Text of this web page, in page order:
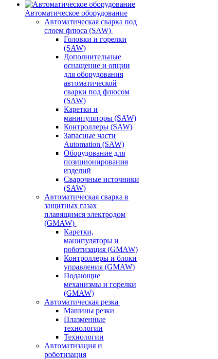
Автоматическое оборудование
Автоматическая сварка под
слоем флюса (SAW)
Головки и горелки
(SAW)
Дополнительные
оснащение и опции
для оборудования
автоматической
сварки под флюсом
(SAW)
Каретки и
манипуляторы (SAW)
Контроллеры (SAW)
Запасные части
Automation (SAW)
Оборудование для
позиционирования
изделий
Сварочные источники
(SAW)
Автоматическая сварка в
защитных газах
плавящимся электродом
(GMAW)
Каретки,
манипуляторы и
роботизация (GMAW)
Контроллеры и блоки
управления (GMAW)
Подающие
механизмы и горелки
(GMAW)
Автоматическая резка
Машины резки
Плазменные
технологии
Технологии
Автоматизация и
роботизация